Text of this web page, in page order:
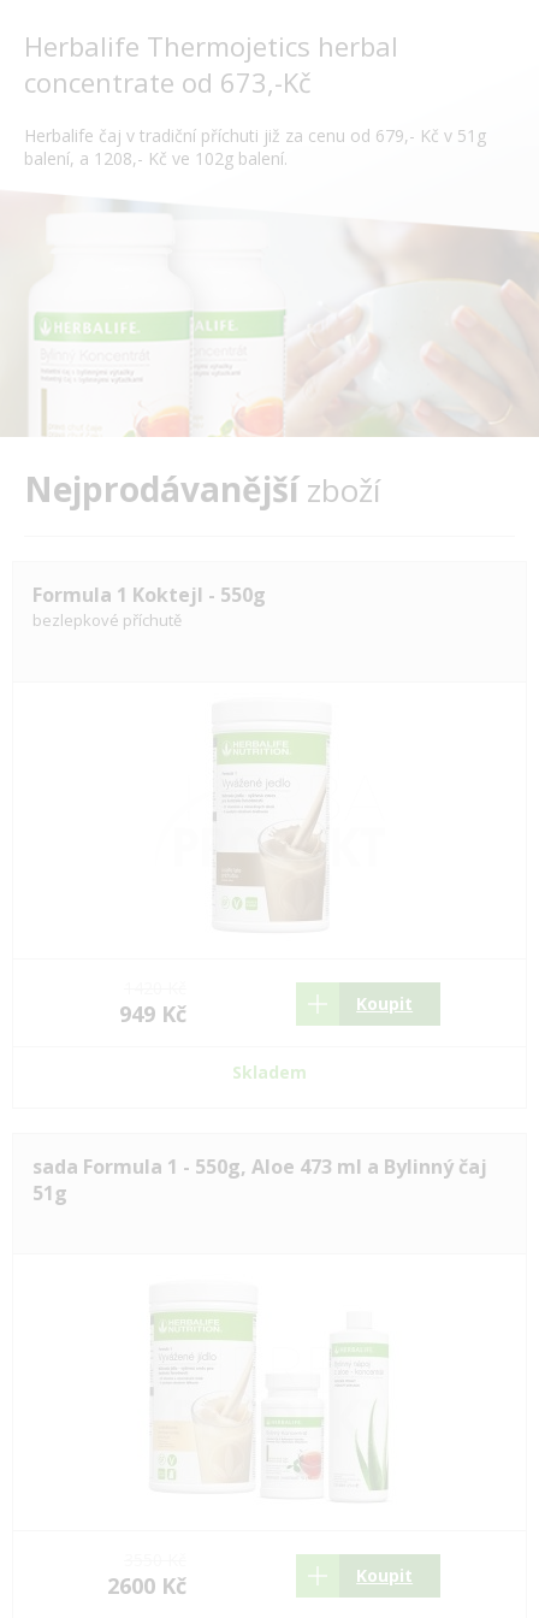
Herbalife Thermojetics herbal
concentrate od 673,-Kč
Herbalife čaj v tradiční příchuti již za cenu od 679,- Kč v 51g
balení, a 1208,- Kč ve 102g balení.
Nejprodávanějšízboží
Formula 1 Koktejl - 550g
bezlepkové příchutě
949 Kč Koupit
Skladem
sada Formula 1 - 550g, Aloe 473 ml a Bylinný čaj
51g
2600 Kč Koupit